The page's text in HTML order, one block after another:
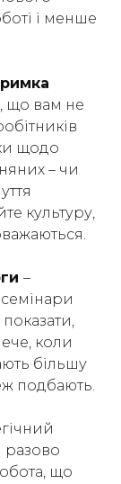
і менше
що вам не
щодо
– чи
культуру,
–
семінари
коли
більшу
подбають.
разово
що